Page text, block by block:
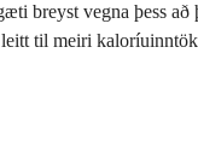
breyst vegna þess
til meiri